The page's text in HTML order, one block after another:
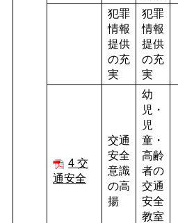
犯罪
情報
提供
の充
実
犯罪
情報
提供
の充
実
4 交
通安全
交通
安全
意識
の高
揚
幼
児・
児
童・
高齢
者の
交通
安全
教室